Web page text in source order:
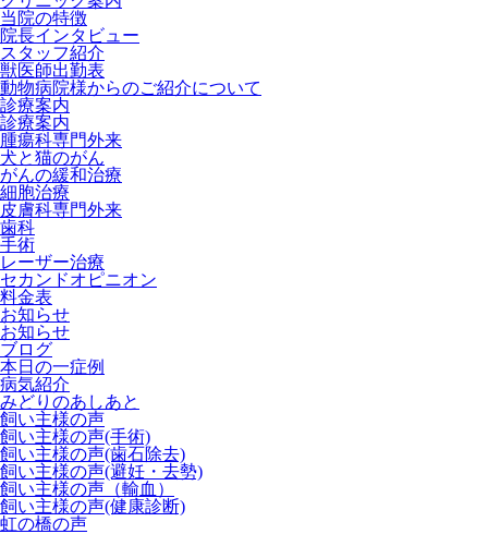
当院の特徴
院長インタビュー
スタッフ紹介
獣医師出勤表
動物病院様からのご紹介について
診療案内
診療案内
腫瘍科専門外来
犬と猫のがん
がんの緩和治療
細胞治療
皮膚科専門外来
歯科
手術
レーザー治療
セカンドオピニオン
料金表
お知らせ
お知らせ
ブログ
本日の一症例
病気紹介
みどりのあしあと
飼い主様の声
飼い主様の声(手術)
飼い主様の声(歯石除去)
飼い主様の声(避妊・去勢)
飼い主様の声（輸血）
飼い主様の声(健康診断)
虹の橋の声